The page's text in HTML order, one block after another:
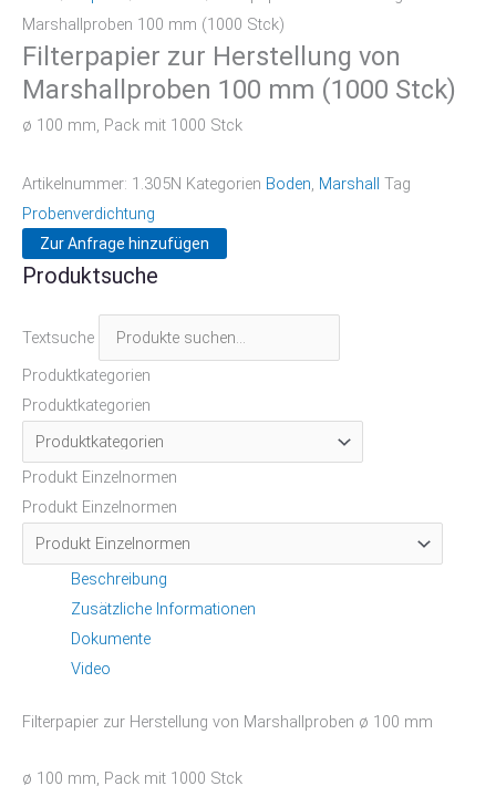
Marshallproben 100 mm (1000 Stck)
Filterpapier zur Herstellung von
Marshallproben 100 mm (1000 Stck)
ø 100 mm, Pack mit 1000 Stck
Artikelnummer: 1.305N Kategorien Boden, Marshall Tag
Probenverdichtung
Zur Anfrage hinzufügen
Produktsuche
Textsuche
Produktkategorien
Produktkategorien
Produkt Einzelnormen
Produkt Einzelnormen
Beschreibung
Zusätzliche Informationen
Dokumente
Video
Filterpapier zur Herstellung von Marshallproben ø 100 mm
ø 100 mm, Pack mit 1000 Stck